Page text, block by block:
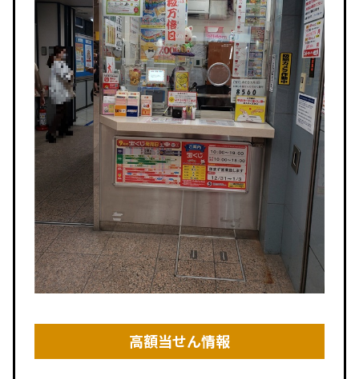
高額当せん情報